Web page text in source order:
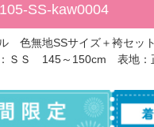
SS-kaw0004
色無地SSサイズ＋袴セ
ＳＳ 145～150cm 表地：